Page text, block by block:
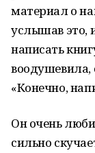
материал о
услышав это,
написать
воодушевила,
«Конечно,
Он очень
сильно